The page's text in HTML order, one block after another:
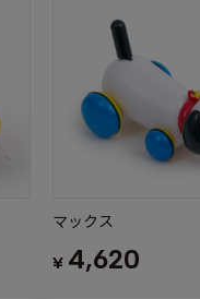
マックス
¥ 4,620